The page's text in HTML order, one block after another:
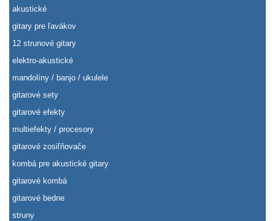
akustické
gitary pre ľavákov
12 strunové gitary
elektro-akustické
mandolíny / banjo / ukulele
gitarové sety
gitarové efekty
multiefekty / procesory
gitarové zosiľňovače
kombá pre akustické gitary
gitarové kombá
gitarové bedne
struny